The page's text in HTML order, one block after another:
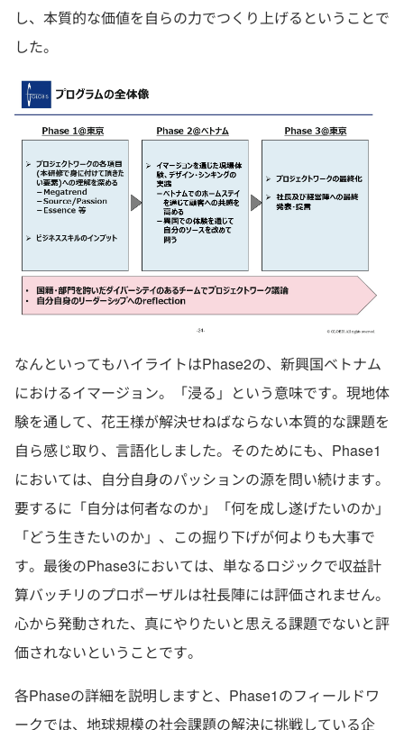
し、本質的な価値を自らの力でつくり上げるということで
した。
なんといってもハイライトはPhase2の、新興国ベトナム
におけるイマージョン。「浸る」という意味です。現地体
験を通して、花王様が解決せねばならない本質的な課題を
自ら感じ取り、言語化しました。そのためにも、Phase1
においては、自分自身のパッションの源を問い続けます。
要するに「自分は何者なのか」「何を成し遂げたいのか」
「どう生きたいのか」、この掘り下げが何よりも大事で
す。最後のPhase3においては、単なるロジックで収益計
算バッチリのプロポーザルは社長陣には評価されません。
心から発動された、真にやりたいと思える課題でないと評
価されないということです。
各Phaseの詳細を説明しますと、Phase1のフィールドワ
ークでは、地球規模の社会課題の解決に挑戦している企